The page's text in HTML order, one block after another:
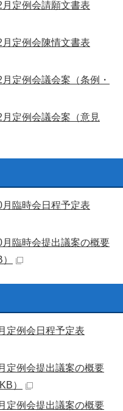
定例会請願文書表
定例会陳情文書表
定例会議会案（条例・
定例会議会案（意見
臨時会日程予定表
臨時会提出議案の概要
定例会日程予定表
定例会提出議案の概要
）
定例会提出議案の概要